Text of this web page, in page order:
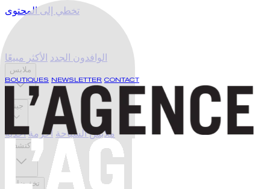
تخطي إلى المحتوى
BOUTIQUES NEWSLETTER CONTACT
الوافدون الجدد الأكثر مبيعًا
ملابس
جينز
ملابس السباحة أحزمة أحذية
اكتشف
تخفيضات